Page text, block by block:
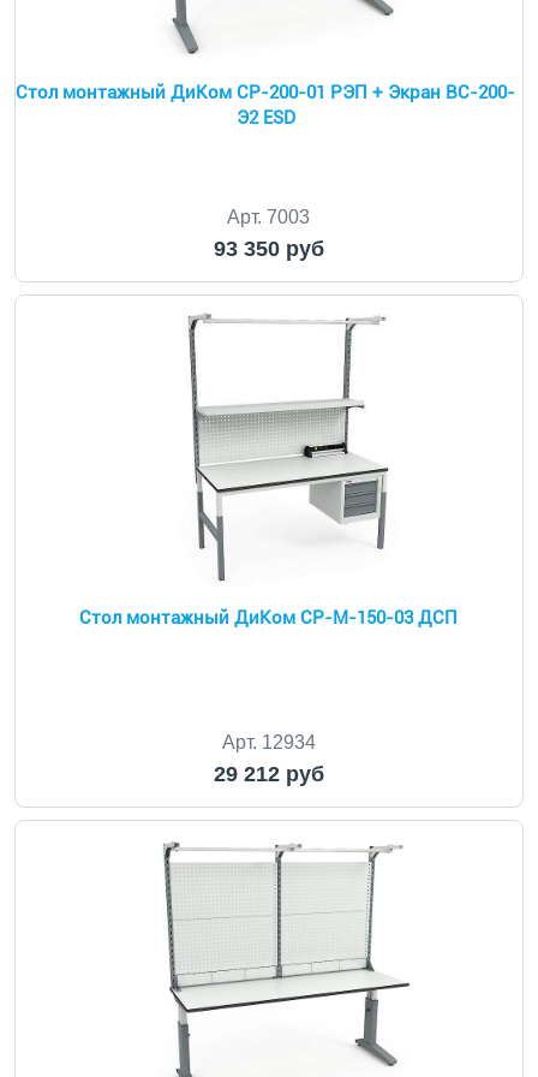
Cтол монтажный ДиКом СР-200-01 РЭП + Экран ВС-200-
Э2 ESD
Арт. 7003
93 350 руб
Стол монтажный ДиКом СР-М-150-03 ДСП
Арт. 12934
29 212 руб